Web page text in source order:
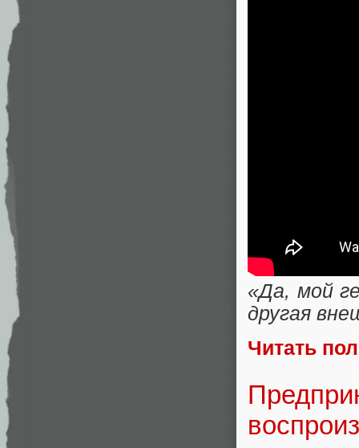
«Да, мой
другая
Читать